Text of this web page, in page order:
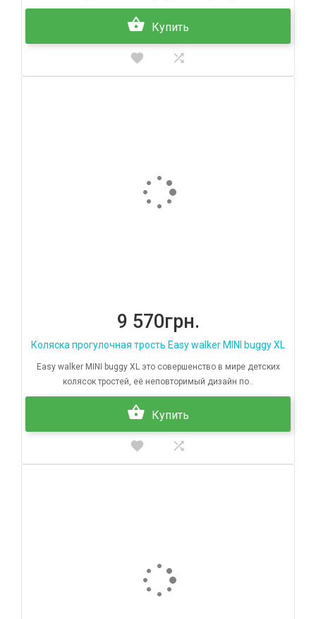
Купить
9 570грн.
Коляска прогулочная трость Easy walker MINI buggy XL
Easy walker MINI buggy XL это совершенство в мире детских
колясок тростей, её неповторимый дизайн по..
Купить